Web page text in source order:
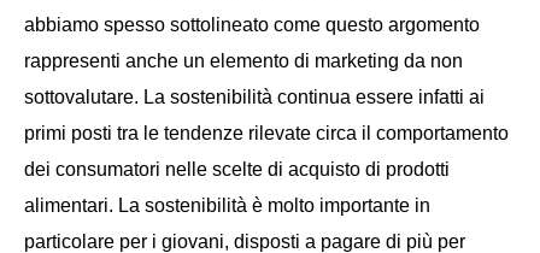
abbiamo spesso sottolineato come questo argomento
rappresenti anche un elemento di marketing da non
sottovalutare. La sostenibilità continua essere infatti ai
primi posti tra le tendenze rilevate circa il comportamento
dei consumatori nelle scelte di acquisto di prodotti
alimentari. La sostenibilità è molto importante in
particolare per i giovani, disposti a pagare di più per